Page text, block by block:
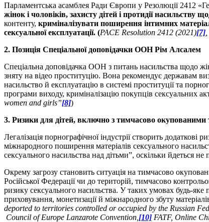
Парламентська асамблея Ради Європи у Резолюції 2412
жінок і чоловіків, захисту дітей і протидії насильству
контенту, криміналізувати поширення інтимних
сексуальної експлуатації. (PACE Resolution 2412 (2021)[7]
2. Позиція Спеціальної доповідачки ООН Рім Алсалем
Спеціальна доповідачка ООН з питань насильства щодо
зняту на відео проституцію. Вона рекомендує державам
насильство й експлуатацію в системі проституції та
програми виходу, криміналізацію покупців сексуальних
women and girls”[8])
3. Ризики для дітей, включно з тимчасово окупованими
Легалізація порнографічної індустрії створить
міжнародного поширення матеріалів сексуального
сексуального насильства над дітьми”, оскільки йдеться
Окрему загрозу становить ситуація на тимчасово
Російської Федерації чи до територій, тимчасово
ризику сексуального насильства. У таких умовах будь-
приховування, монетизації й міжнародного збуту
deported to territories controlled or occupied by the Russian
Council of Europe Lanzarote Convention, [10] FATF, Online